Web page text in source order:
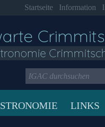
Startseite Information
LINKS